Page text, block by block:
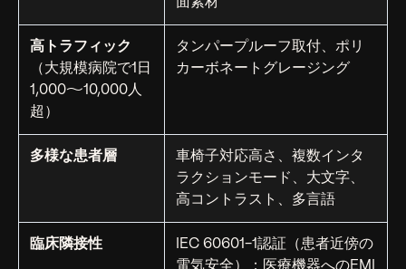
高トラフィック
（大規模病院で1日
1,000〜10,000人
超）
タンパープルーフ取付、ポリ
カーボネートグレージング
多様な患者層
車椅子対応高さ、複数インタ
ラクションモード、大文字、
高コントラスト、多言語
臨床隣接性
IEC 60601-1認証（患者近傍の
電気安全）；医療機器へのEMI